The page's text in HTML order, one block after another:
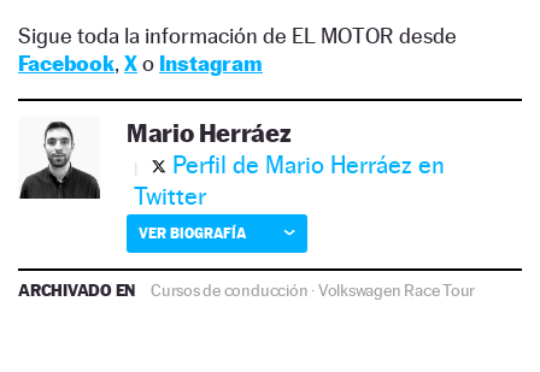
Sigue toda la información de EL MOTOR desde
Facebook, Xo Instagram
Mario Herráez
Perfil de Mario Herráez en
Twitter
VER BIOGRAFÍA
ARCHIVADO EN Cursos de conducción ·Volkswagen Race Tour